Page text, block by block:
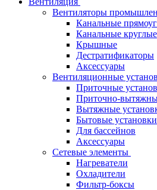
Вентиляторы
Канальные
Канальные круглые
Крышные
Дестратификаторы
Аксессуары
Вентиляционные
Приточные
Приточно-
Вытяжные
Бытовые
Для бассейнов
Аксессуары
Сетевые элементы
Нагреватели
Охладители
Фильтр-боксы